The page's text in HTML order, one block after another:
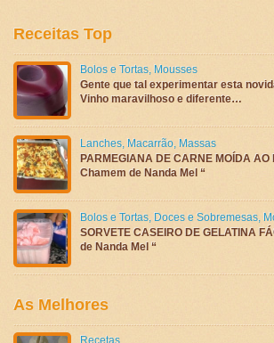
Receitas Top
Bolos e Tortas, Mousses
Gente que tal experimentar esta
Vinho maravilhoso e diferente…
Lanches, Macarrão, Massas
PARMEGIANA DE CARNE MOÍDA AO
Chamem de Nanda Mel “
Bolos e Tortas, Doces e Sobremesas,
SORVETE CASEIRO DE GELATINA
de Nanda Mel “
As Melhores
Recetas